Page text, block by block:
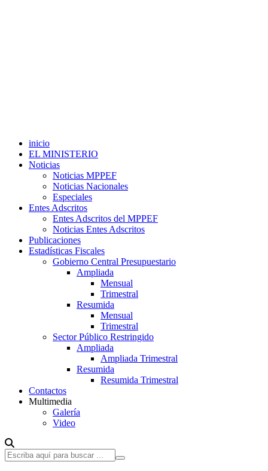
inicio
EL MINISTERIO
Noticias
Noticias MPPEF
Noticias Nacionales
Especiales
Entes Adscritos
Entes Adscritos del MPPEF
Noticias Entes Adscritos
Publicaciones
Estadísticas Fiscales
Gobierno Central Presupuestario
Ampliada
Mensual
Trimestral
Resumida
Mensual
Trimestral
Sector Público Restringido
Ampliada
Ampliada Trimestral
Resumida
Resumida Trimestral
Contactos
Multimedia
Galería
Video